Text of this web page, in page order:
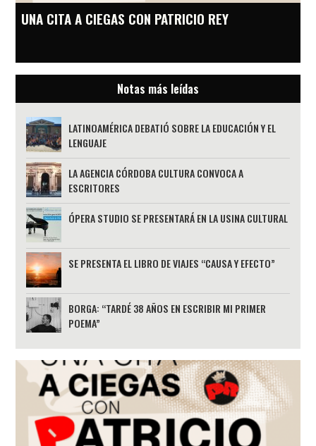
UNA CITA A CIEGAS CON PATRICIO REY
Notas más leídas
LATINOAMÉRICA DEBATIÓ SOBRE LA EDUCACIÓN Y EL
LENGUAJE
LA AGENCIA CÓRDOBA CULTURA CONVOCA A
ESCRITORES
ÓPERA STUDIO SE PRESENTARÁ EN LA USINA CULTURAL
SE PRESENTA EL LIBRO DE VIAJES “CAUSA Y EFECTO”
BORGA: “TARDÉ 38 AÑOS EN ESCRIBIR MI PRIMER
POEMA”